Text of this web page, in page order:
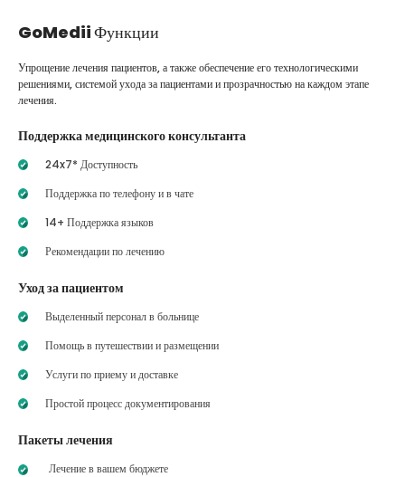
GoMediiФункции
Упрощение лечения пациентов, а также обеспечение его технологическими
решениями, системой ухода за пациентами и прозрачностью на каждом этапе
лечения.
Поддержка медицинского консультанта
24x7* Доступность
Поддержка по телефону и в чате
14+ Поддержка языков
Рекомендации по лечению
Уход за пациентом
Выделенный персонал в больнице
Помощь в путешествии и размещении
Услуги по приему и доставке
Простой процесс документирования
Пакеты лечения
Лечение в вашем бюджете